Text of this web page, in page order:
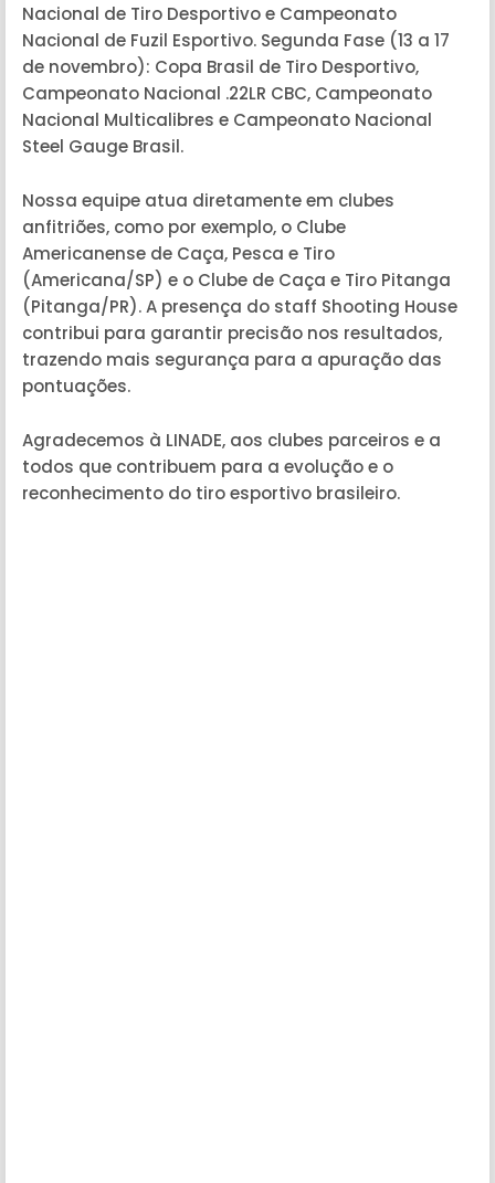
Nacional de Tiro Desportivo e Campeonato
Nacional de Fuzil Esportivo. Segunda Fase (13 a 17
de novembro): Copa Brasil de Tiro Desportivo,
Campeonato Nacional .22LR CBC, Campeonato
Nacional Multicalibres e Campeonato Nacional
Steel Gauge Brasil.
Nossa equipe atua diretamente em clubes
anfitriões, como por exemplo, o Clube
Americanense de Caça, Pesca e Tiro
(Americana/SP) e o Clube de Caça e Tiro Pitanga
(Pitanga/PR). A presença do staff Shooting House
contribui para garantir precisão nos resultados,
trazendo mais segurança para a apuração das
pontuações.
Agradecemos à LINADE, aos clubes parceiros e a
todos que contribuem para a evolução e o
reconhecimento do tiro esportivo brasileiro.